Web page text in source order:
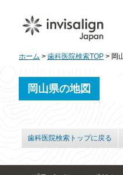
ホーム > 歯科医院検索TOP > 岡
岡山県の地図
歯科医院検索トップに戻る